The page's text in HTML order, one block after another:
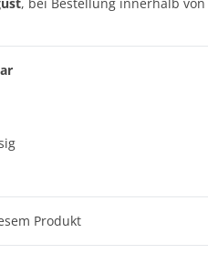
Produkt